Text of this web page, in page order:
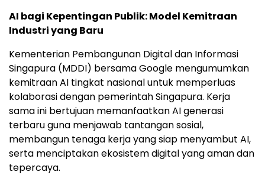
AI bagi Kepentingan Publik: Model Kemitraan
Industri yang Baru
Kementerian Pembangunan Digital dan Informasi
Singapura (MDDI) bersama Google mengumumkan
kemitraan AI tingkat nasional untuk memperluas
kolaborasi dengan pemerintah Singapura. Kerja
sama ini bertujuan memanfaatkan AI generasi
terbaru guna menjawab tantangan sosial,
membangun tenaga kerja yang siap menyambut AI,
serta menciptakan ekosistem digital yang aman dan
tepercaya.